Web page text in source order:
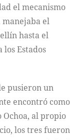
el mecanismo
el
hasta el
Estados
pusieron un
encontró como
al propio
los tres fueron